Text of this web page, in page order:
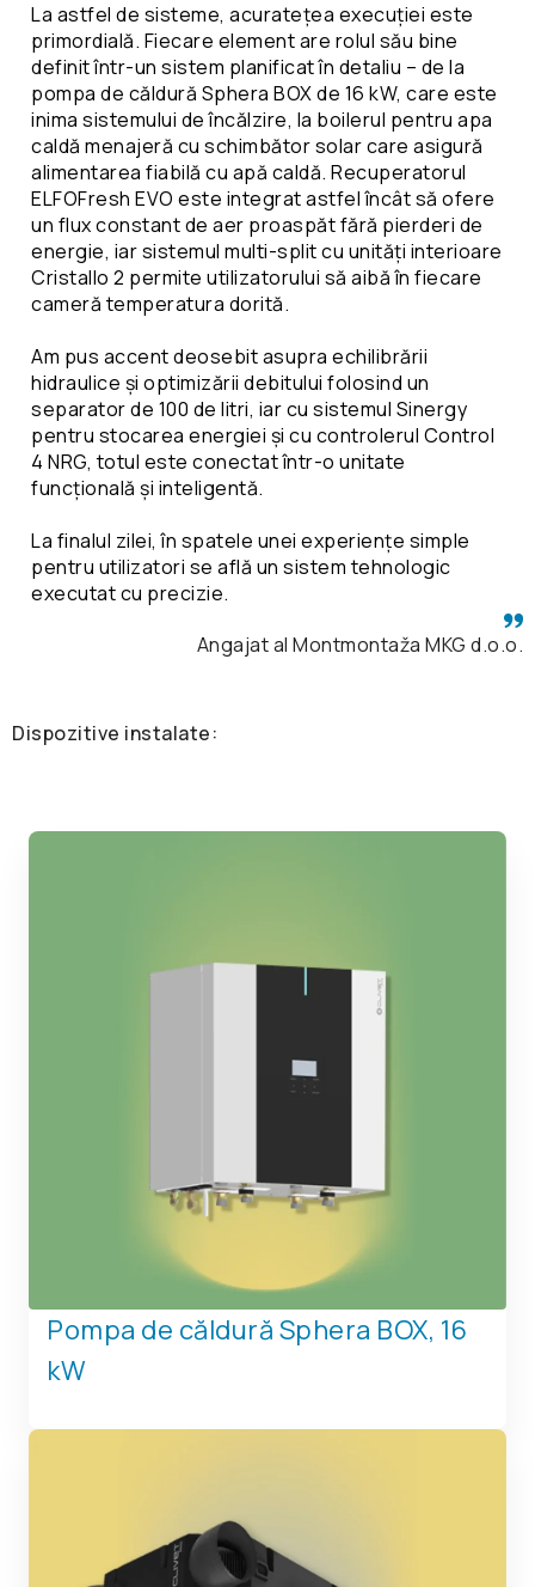
La astfel de sisteme, acuratețea execuției este
primordială. Fiecare element are rolul său bine
definit într-un sistem planificat în detaliu – de la
pompa de căldură Sphera BOX de 16 kW, care este
inima sistemului de încălzire, la boilerul pentru apa
caldă menajeră cu schimbător solar care asigură
alimentarea fiabilă cu apă caldă. Recuperatorul
ELFOFresh EVO este integrat astfel încât să ofere
un flux constant de aer proaspăt fără pierderi de
energie, iar sistemul multi-split cu unități interioare
Cristallo 2 permite utilizatorului să aibă în fiecare
cameră temperatura dorită.
Am pus accent deosebit asupra echilibrării
hidraulice și optimizării debitului folosind un
separator de 100 de litri, iar cu sistemul Sinergy
pentru stocarea energiei și cu controlerul Control
4 NRG, totul este conectat într-o unitate
funcțională și inteligentă.
La finalul zilei, în spatele unei experiențe simple
pentru utilizatori se află un sistem tehnologic
executat cu precizie.
Angajat al Montmontaža MKG d.o.o.
Dispozitive instalate:
Pompa de căldură Sphera BOX, 16
kW